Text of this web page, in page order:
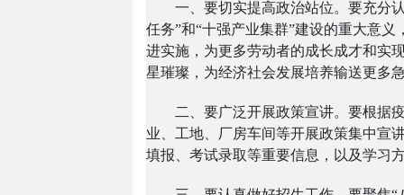
一、要切实提高政治站位。要充分
任务”和“十强产业集群”建设的重大意
进实施，为更多劳动者的成长成才和实
星璀璨，为经济社会发展培养输送更多
二、要广泛开展政策宣讲。要根据
业、工地、厂房车间等开展政策集中宣
填报、考试录取等重要信息，以及学习